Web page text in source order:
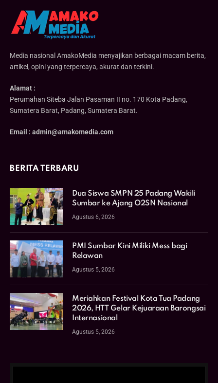
Media nasional AmakoMedia menyajikan berbagai macam berita,
artikel, opini yang terpercaya, akurat dan terkini.
Alamat :
Perumahan Siteba Jalan Pasaman II no. 170 Kota Padang,
Sumatera Barat, Padang, Sumatera Barat.
Email : admin@amakomedia.com
BERITA TERBARU
Dua Siswa SMPN 25 Padang Wakili
Sumbar ke Ajang O2SN Nasional
Agustus 6, 2026
PMI Sumbar Kini Miliki Mess bagi
Relawan
Agustus 5, 2026
Meriahkan Festival Kota Tua Padang
2026, HTT Gelar Kejuaraan Barongsai
Internasional
Agustus 5, 2026